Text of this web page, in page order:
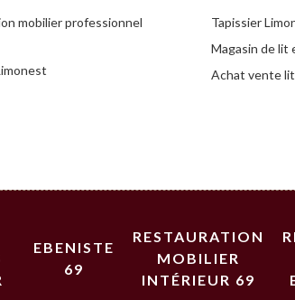
mobilier professionnel
Tapissier
Magasin de lit
Achat vente
EBENISTE
69
RESTAURATION
MOBILIER
INTÉRIEUR 69